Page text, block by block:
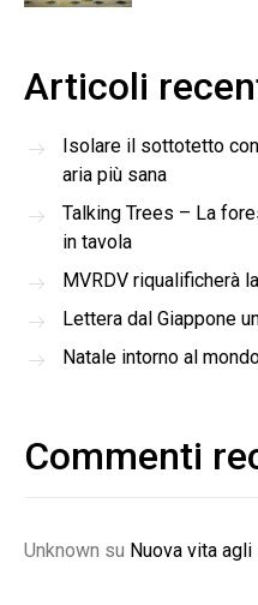
Articoli
Isolare il sottotetto
aria più sana
Talking Trees – La
in tavola
MVRDV riqualificherà
Lettera dal Giappone
Natale intorno al
Commenti
Unknown su Nuova vita